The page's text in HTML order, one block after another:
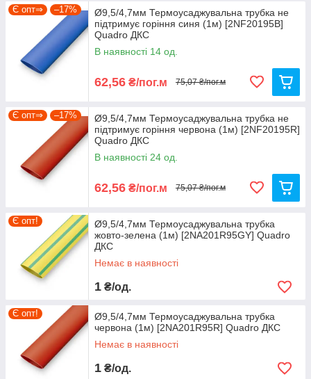
Є опт⇒ –17%
Ø9,5/4,7мм Термоусаджувальна трубка не
підтримує горіння синя (1м) [2NF20195B]
Quadro ДКС
В наявності 14 од.
62,56 ₴/пог.м 75,07 ₴/пог.м
Є опт⇒ –17%
Ø9,5/4,7мм Термоусаджувальна трубка не
підтримує горіння червона (1м) [2NF20195R]
Quadro ДКС
В наявності 24 од.
62,56 ₴/пог.м 75,07 ₴/пог.м
Є опт!
Ø9,5/4,7мм Термоусаджувальна трубка
жовто-зелена (1м) [2NA201R95GY] Quadro
ДКС
Немає в наявності
1 ₴/од.
Є опт!
Ø9,5/4,7мм Термоусаджувальна трубка
червона (1м) [2NA201R95R] Quadro ДКС
Немає в наявності
1 ₴/од.